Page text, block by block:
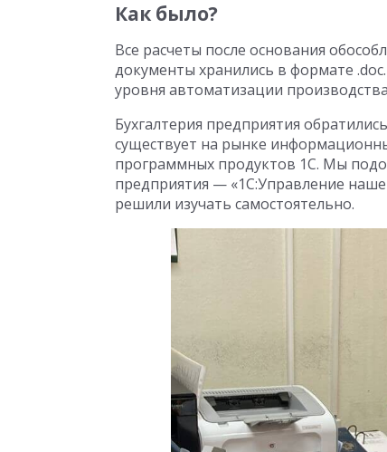
Как было?
Все расчеты после основания
документы хранились в формате
уровня автоматизации
Бухгалтерия предприятия
существует на рынке
программных продуктов 1С. Мы
предприятия — «1С:Управление
решили изучать самостоятельно.